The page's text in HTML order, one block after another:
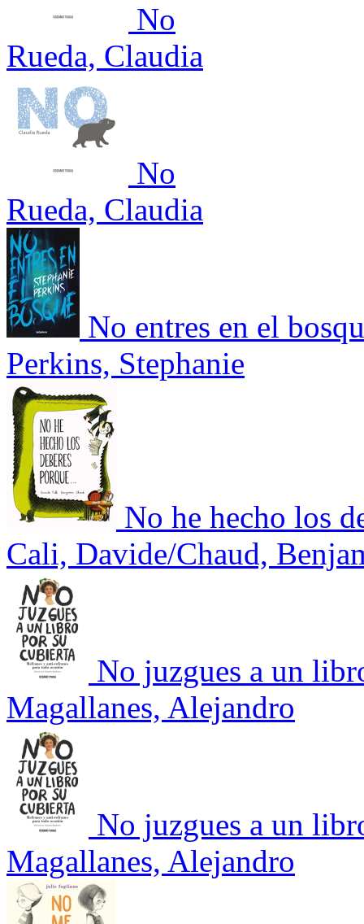
No
Rueda, Claudia
No
Rueda, Claudia
No entres en el
Perkins, Stephanie
No he hecho los
Cali, Davide/Chaud,
No juzgues a un
Magallanes, Alejandro
No juzgues a un
Magallanes, Alejandro